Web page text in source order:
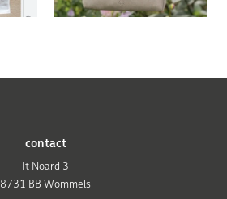
contact
It Noard 3
8731 BB Wommels